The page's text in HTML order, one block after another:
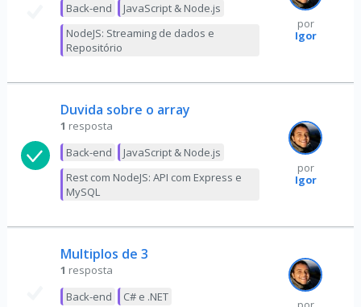
Back-end
JavaScript & Node.js
NodeJS: Streaming de dados e
Repositório
por
Igor
Duvida sobre o array
1 resposta
Back-end
JavaScript & Node.js
Rest com NodeJS: API com Express e
MySQL
por
Igor
Multiplos de 3
1 resposta
Back-end
C# e .NET